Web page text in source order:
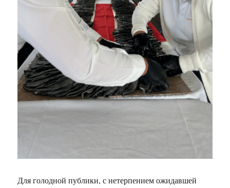
Для голодной публики, с нетерпением ожидавшей